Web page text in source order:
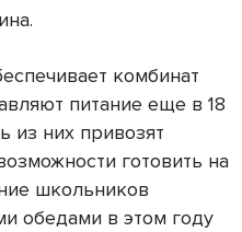
комбинат
питание еще в 18
из них привозят
готовить на
школьников
обедами в этом году